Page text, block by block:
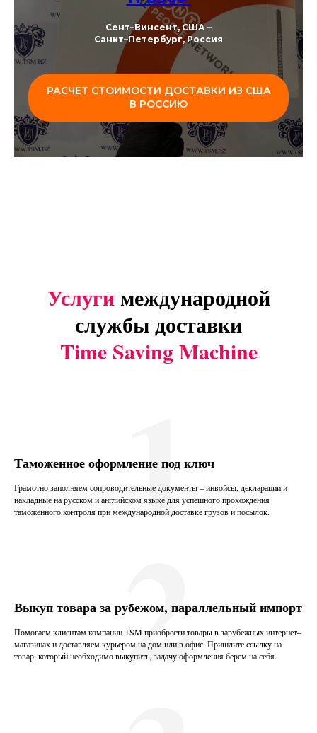
Сент–Винсент, США –
Санкт–Петербург, Россия
РАСЧЕТ СТОИМОСТИ ДОСТАВКИ ИЗ США
В РОССИЮ
Услугимеждународной
службы доставки
Time Saving Machine
Таможенное оформление под ключ
Грамотно заполняем сопроводительные документы – инвойсы, декларации и
накладные на русском и английском языке для успешного прохождения
таможенного контроля при международной доставке грузов и посылок.
1
Выкуп товара за рубежом, параллельный импорт
Помогаем клиентам компании TSM приобрести товары в зарубежных интернет–
магазинах и доставляем курьером на дом или в офис. Пришлите ссылку на
товар, который необходимо выкупить, задачу оформления берем на себя.
2